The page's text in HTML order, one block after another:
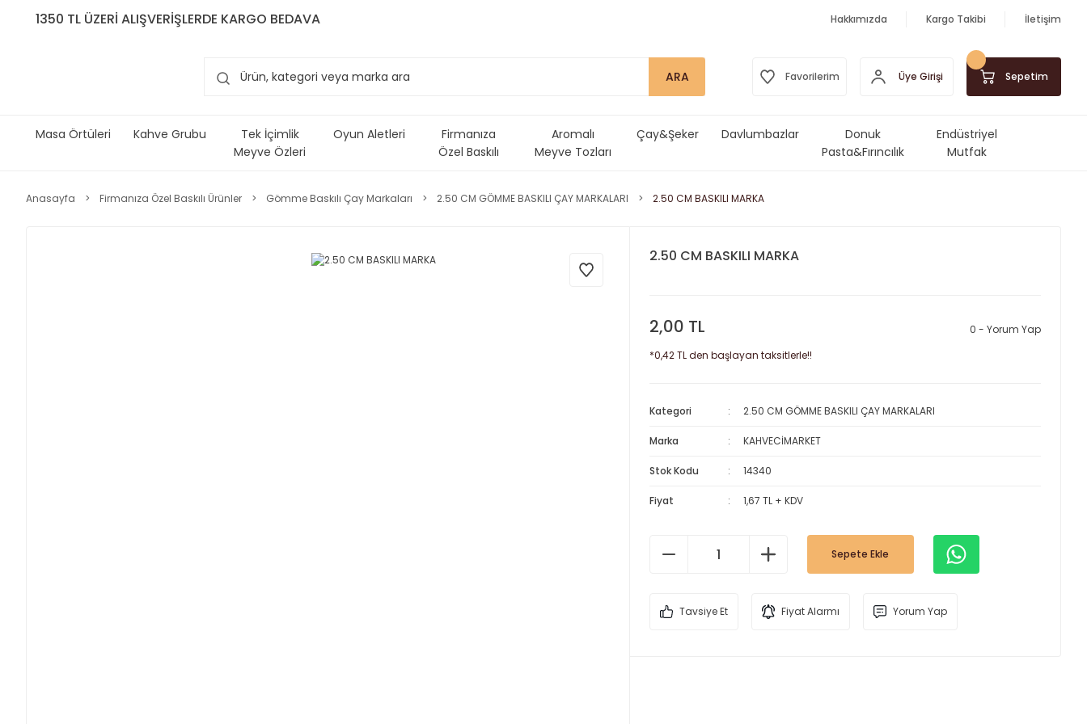
1350 TL ÜZERİ ALIŞVERİŞLERDE KARGO BEDAVA Hakkımızda Kargo Takibi İletişim
ARA Favorilerim Üye Girişi Sepetim
Masa Örtüleri Kahve Grubu
Tek İçimlik
Meyve Özleri
Oyun Aletleri
Firmanıza
Özel Baskılı
Aromalı
Meyve Tozları
Çay&Şeker Davlumbazlar
Donuk
Pasta&Fırıncılık
Endüstriyel
Mutfak
Anasayfa Firmanıza Özel Baskılı Ürünler Gömme Baskılı Çay Markaları 2.50 CM GÖMME BASKILI ÇAY MARKALARI 2.50 CM BASKILI MARKA
2.50 CM BASKILI MARKA
2,00 TL
0 - Yorum Yap
*0,42 TL den başlayan taksitlerle!!
Kategori 2.50 CM GÖMME BASKILI ÇAY MARKALARI
Marka KAHVECİMARKET
Stok Kodu 14340
Fiyat 1,67 TL + KDV
Sepete Ekle
Tavsiye Et Fiyat Alarmı Yorum Yap